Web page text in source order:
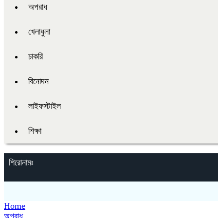
অপরাধ
খেলাধুলা
চাকরি
বিনোদন
লাইফস্টাইল
শিক্ষা
শিরোনামঃ
Home
অপরাধ